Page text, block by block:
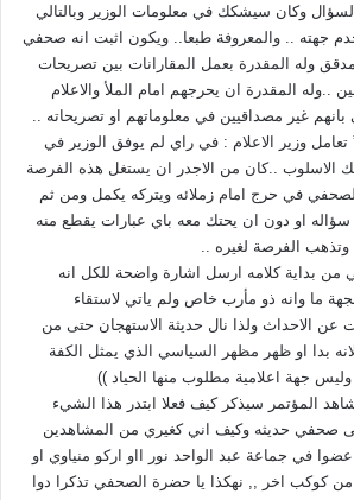
وكان سيشكك في معلومات الوزير وبالتالي
جهته .. والمعروفة طبعا.. ويكون اثبت انه صحفي
وله المقدرة بعمل المقارانات بين تصريحات
..وله المقدرة ان يحرجهم امام الملأ والاعلام
بانهم غير مصداقيين في معلوماتهم او تصريحاته ..
تعامل وزير الاعلام : في راي لم يوفق الوزير في
الاسلوب ..كان من الاجدر ان يستغل هذه الفرصة
في حرج امام زملائه ويتركه يكمل ومن ثم
سؤاله او دون ان يحتك معه باي عبارات يقطع منه
الفرصة لغيره ..
من بداية كلامه ارسل اشارة واضحة للكل انه
ما وانه ذو مأرب خاص ولم ياتي لاستقاء
عن الاحداث ولذا نال حديثة الاستهجان حتى من
لانه بدا او ظهر مظهر السياسي الذي يمثل الكفة
وليس جهة اعلامية مطلوب منها الحياد ))
المؤتمر سيذكر كيف فعلا ابتدر هذا الشيء
صحفي حديثه وكيف اني كغيري من المشاهدين
عضوا في جماعة عبد الواحد نور ااو اركو منياوي او
من كوكب اخر ,, نهكذا يا حضرة الصحفي تذكرا دوا